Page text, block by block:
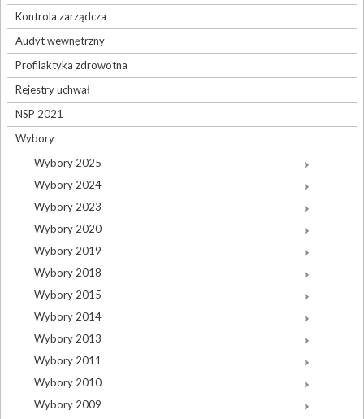
Kontrola zarządcza
Audyt wewnętrzny
Profilaktyka zdrowotna
Rejestry uchwał
NSP 2021
Wybory
Wybory 2025
Wybory 2024
Wybory 2023
Wybory 2020
Wybory 2019
Wybory 2018
Wybory 2015
Wybory 2014
Wybory 2013
Wybory 2011
Wybory 2010
Wybory 2009